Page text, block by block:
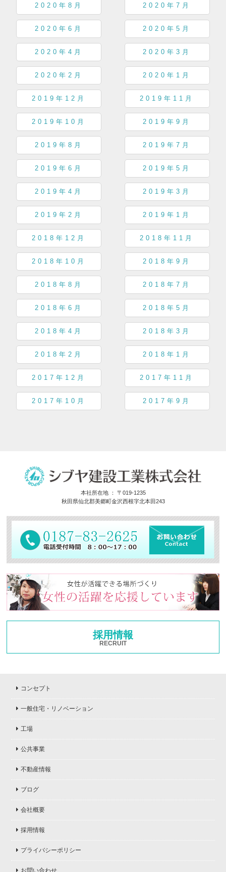
2020年8月 2020年7月
2020年6月 2020年5月
2020年4月 2020年3月
2020年2月 2020年1月
2019年12月 2019年11月
2019年10月 2019年9月
2019年8月 2019年7月
2019年6月 2019年5月
2019年4月 2019年3月
2019年2月 2019年1月
2018年12月 2018年11月
2018年10月 2018年9月
2018年8月 2018年7月
2018年6月 2018年5月
2018年4月 2018年3月
2018年2月 2018年1月
2017年12月 2017年11月
2017年10月 2017年9月
本社所在地 ： 〒019-1235
秋田県仙北郡美郷町金沢西根字北本田243
採用情報
RECRUIT
コンセプト
一般住宅・リノベーション
工場
公共事業
不動産情報
ブログ
会社概要
採用情報
プライバシーポリシー